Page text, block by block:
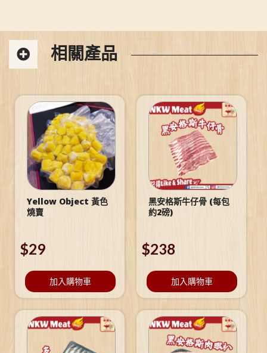
相關產品
Yellow Object 黃色
燒賣
$29
加入購物車
黑安格斯牛仔骨 (每包
約2磅)
$238
加入購物車